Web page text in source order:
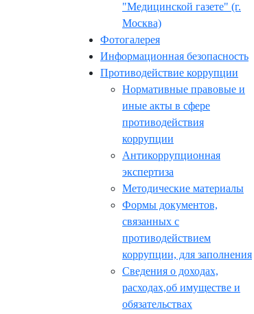
"Медицинской газете" (г.
Москва)
Фотогалерея
Информационная безопасность
Противодействие коррупции
Нормативные правовые и
иные акты в сфере
противодействия
коррупции
Антикоррупционная
экспертиза
Методические материалы
Формы документов,
связанных с
противодействием
коррупции, для заполнения
Сведения о доходах,
расходах,об имуществе и
обязательствах